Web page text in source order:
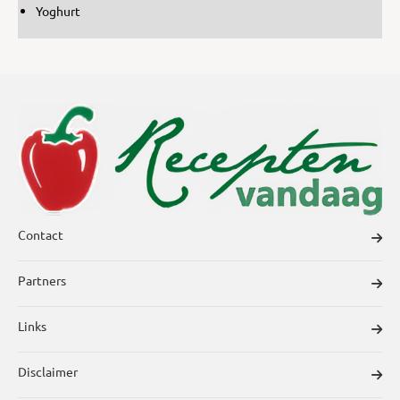
Yoghurt
Contact
Partners
Links
Disclaimer